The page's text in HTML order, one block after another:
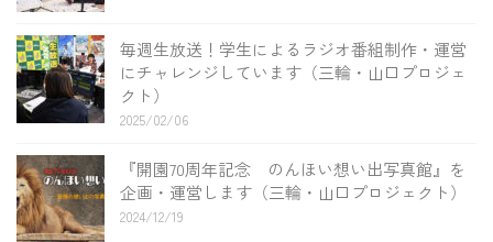
毎週生放送！学生によるラジオ番組制作・運営
にチャレンジしています（三輪・山口プロジェ
クト）
2025/02/06
『開園70周年記念 のんほい想い出写真館』を
企画・運営します（三輪・山口プロジェクト）
2024/12/19